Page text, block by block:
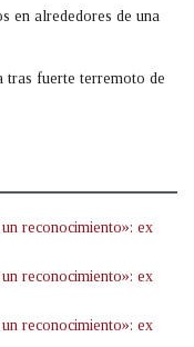
en alrededores de una
tras fuerte terremoto de
reconocimiento»: ex
reconocimiento»: ex
reconocimiento»: ex